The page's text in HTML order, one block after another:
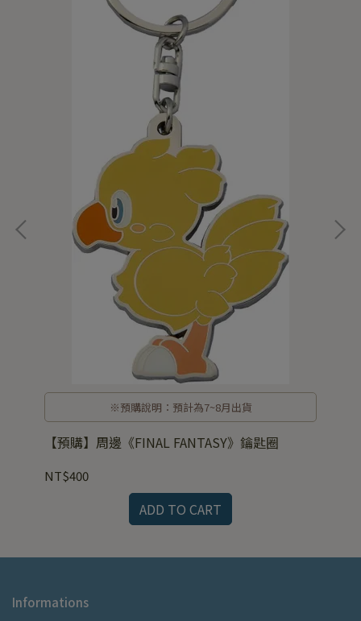
※預購說明：預計為7~8月出貨
【預購】周邊《FINAL FANTASY》鑰匙圈
NT$400
ADD TO CART
Informations